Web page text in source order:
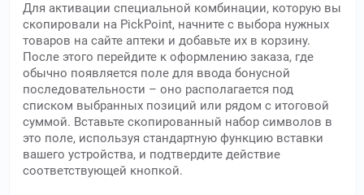
Для активации специальной комбинации, которую вы
скопировали на PickPoint, начните с выбора нужных
товаров на сайте аптеки и добавьте их в корзину.
После этого перейдите к оформлению заказа, где
обычно появляется поле для ввода бонусной
последовательности – оно располагается под
списком выбранных позиций или рядом с итоговой
суммой. Вставьте скопированный набор символов в
это поле, используя стандартную функцию вставки
вашего устройства, и подтвердите действие
соответствующей кнопкой.